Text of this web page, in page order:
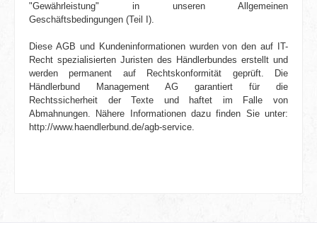
"Gewährleistung" in unseren Allgemeinen
Geschäftsbedingungen (Teil I).
Diese AGB und Kundeninformationen wurden von den auf IT-
Recht spezialisierten Juristen des Händler­bundes erstellt und
werden permanent auf Rechtskonformität geprüft. Die
Händlerbund Management AG garantiert für die
Rechtssicherheit der Texte und haftet im Falle von
Abmahnungen. Nähere Informationen dazu finden Sie unter:
http://www.haendlerbund.de/agb-service.